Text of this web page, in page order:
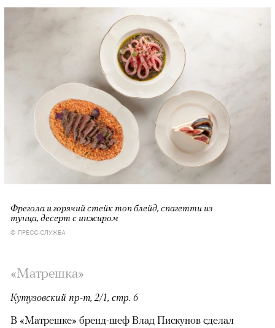
Фрегола и горячий стейк топ блейд, спагетти из
тунца, десерт с инжиром
© ПРЕСС-СЛУЖБА
«Матрешка»
Кутузовский пр-т, 2/1, стр. 6
В «Матрешке» бренд-шеф Влад Пискунов сделал